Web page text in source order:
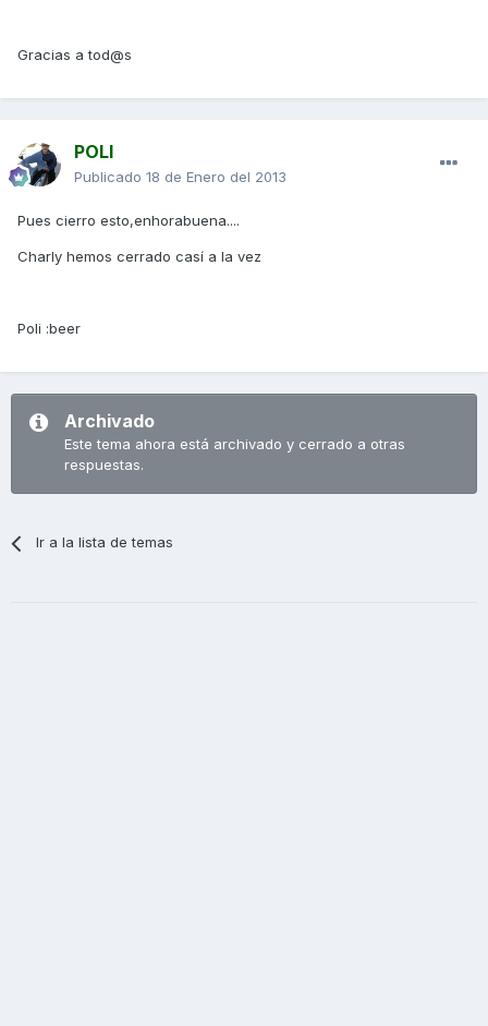
Gracias a tod@s
POLI
Publicado 18 de Enero del 2013
Pues cierro esto,enhorabuena....
Charly hemos cerrado casí a la vez
Poli :beer
Archivado
Este tema ahora está archivado y cerrado a otras
respuestas.
Ir a la lista de temas